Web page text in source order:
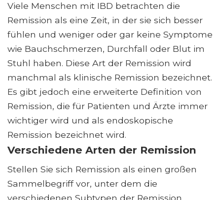
Viele Menschen mit IBD betrachten die
Remission als eine Zeit, in der sie sich besser
fühlen und weniger oder gar keine Symptome
wie Bauchschmerzen, Durchfall oder Blut im
Stuhl haben. Diese Art der Remission wird
manchmal als klinische Remission bezeichnet.
Es gibt jedoch eine erweiterte Definition von
Remission, die für Patienten und Ärzte immer
wichtiger wird und als endoskopische
Remission bezeichnet wird.
Verschiedene Arten der Remission
Stellen Sie sich Remission als einen großen
Sammelbegriff vor, unter dem die